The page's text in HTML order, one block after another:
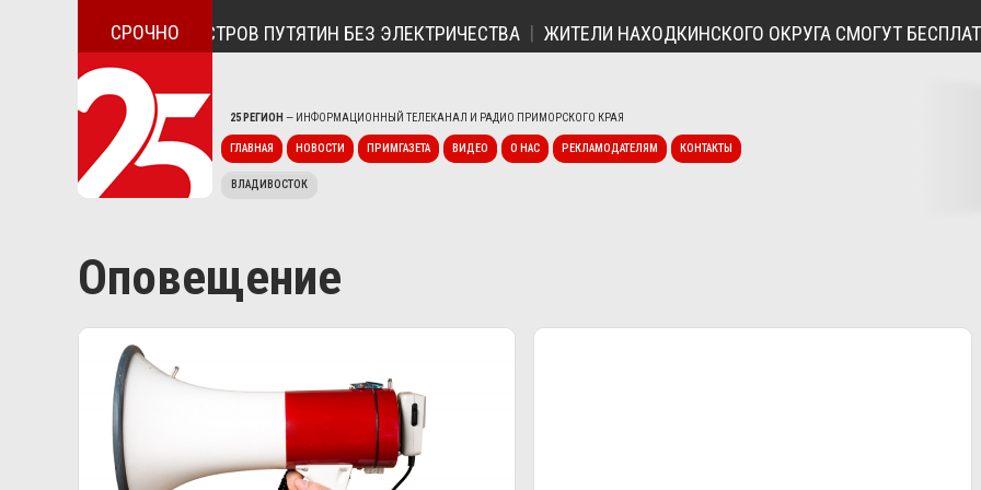
25 РЕГИОН — ИНФОРМАЦИОННЫЙ ТЕЛЕКАНАЛ И РАДИО ПРИМОРСКОГО КРАЯ
ГЛАВНАЯ НОВОСТИ ПРИМГАЗЕТА ВИДЕО О НАС РЕКЛАМОДАТЕЛЯМ КОНТАКТЫ
ВЛАДИВОСТОК
СРОЧНО
ПОСЁЛОК ДУНАЙ И ОСТРОВ ПУТЯТИН БЕЗ ЭЛЕКТРИЧЕСТВА ЖИТЕЛИ НАХОДКИНСКОГО ОКРУГА СМОГУТ
Оповещение